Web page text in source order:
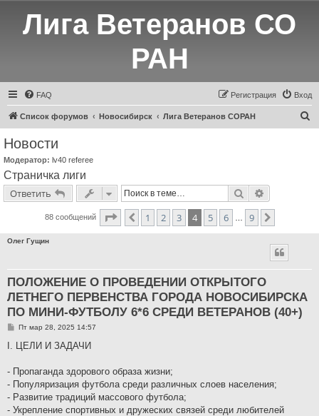
Лига Ветеранов СО
РАН
FAQ Вход
Регистрация
Список форумов Новосибирск Лига Ветеранов СОРАН
Новости
Модератор: lv40 referee
Страничка лиги
Ответить Поиск
88 сообщений Страница4 из9
Пред.
1 2 3 4 5 6 9
Олег Гущин
ПОЛОЖЕНИЕ О ПРОВЕДЕНИИ ОТКРЫТОГО
ЛЕТНЕГО ПЕРВЕНСТВА ГОРОДА НОВОСИБИРСКА
ПО МИНИ-ФУТБОЛУ 6*6 СРЕДИ ВЕТЕРАНОВ (40+)
С
о
е
и
е
Пт мар 28, 2025 14:57
I. ЦЕЛИ И ЗАДАЧИ
- Пропаганда здорового образа жизни;
- Популяризация футбола среди различных слоев населения;
- Развитие традиций массового футбола;
- Укрепление спортивных и дружеских связей среди любителей